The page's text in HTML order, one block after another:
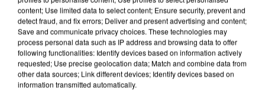
content; Use limited data to select content; Ensure security, prevent and
detect fraud, and fix errors; Deliver and present advertising and content;
Save and communicate privacy choices. These technologies may
process personal data such as IP address and browsing data to offer
following functionalities: Identify devices based on information actively
requested; Use precise geolocation data; Match and combine data from
other data sources; Link different devices; Identify devices based on
information transmitted automatically.